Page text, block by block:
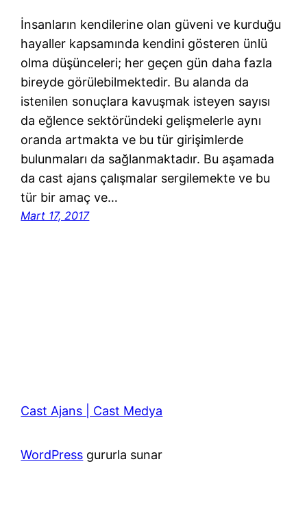
İnsanların kendilerine olan güveni ve kurduğu
hayaller kapsamında kendini gösteren ünlü
olma düşünceleri; her geçen gün daha fazla
bireyde görülebilmektedir. Bu alanda da
istenilen sonuçlara kavuşmak isteyen sayısı
da eğlence sektöründeki gelişmelerle aynı
oranda artmakta ve bu tür girişimlerde
bulunmaları da sağlanmaktadır. Bu aşamada
da cast ajans çalışmalar sergilemekte ve bu
tür bir amaç ve…
Mart 17, 2017
Cast Ajans | Cast Medya
WordPress gururla sunar